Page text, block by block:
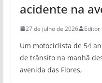
acidente na
27 de julho de 2026 Editor
Um motociclista de 54
de trânsito na manhã
avenida das Flores,